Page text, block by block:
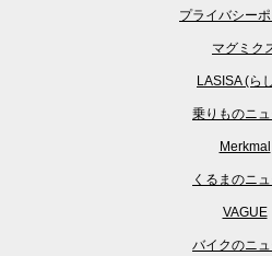
プライバシー
マグミク
LASISA (ら
乗りものニュ
Merkmal
くるまのニ
VAGUE
バイクのニュ